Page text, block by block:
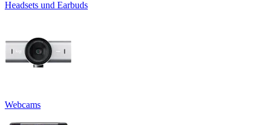
Headsets und Earbuds
Webcams